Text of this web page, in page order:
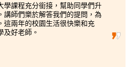
學課程充分銜接，幫助同學們升
講師們樂於解答我們的提問，為
這兩年的校園生活很快樂和充
及好老師。